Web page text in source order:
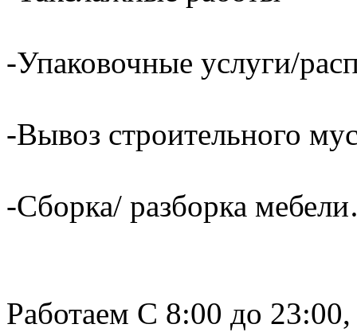
-Упаковочные услуги/
-Вывоз строительного
-Сборка/ разборка
Работаем С 8:00 до